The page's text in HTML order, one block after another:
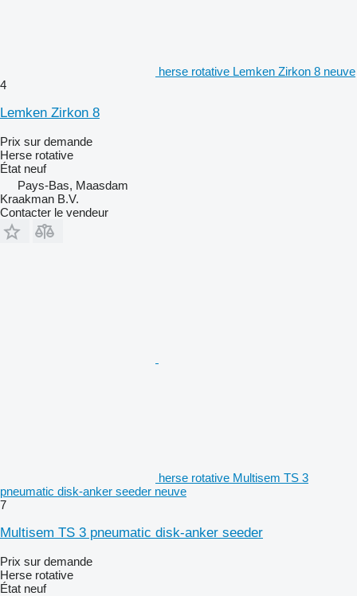
herse rotative Lemken Zirkon 8 neuve
4
Lemken Zirkon 8
Prix sur demande
Herse rotative
État neuf
Pays-Bas, Maasdam
Kraakman B.V.
Contacter le vendeur
herse rotative Multisem TS 3
pneumatic disk-anker seeder neuve
7
Multisem TS 3 pneumatic disk-anker seeder
Prix sur demande
Herse rotative
État neuf